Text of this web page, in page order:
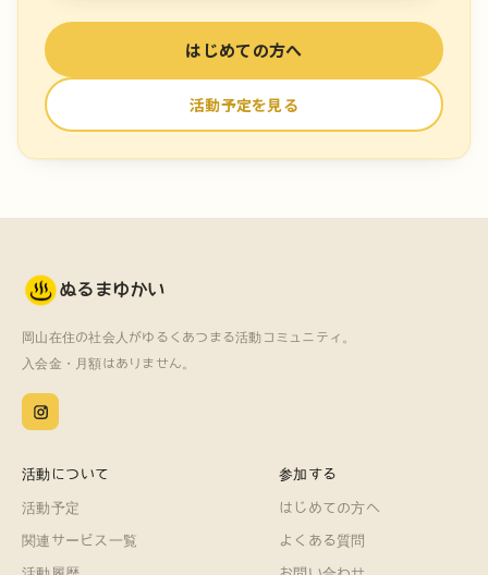
はじめての方へ
活動予定を見る
ぬるまゆかい
岡山在住の社会人がゆるくあつまる活動コミュニティ。
入会金・月額はありません。
活動について
活動予定
関連サービス一覧
参加する
はじめての方へ
よくある質問